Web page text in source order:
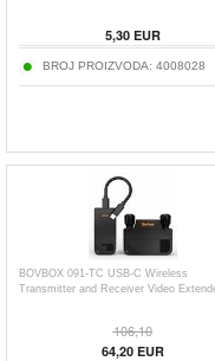
5,30EUR
BROJ PROIZVODA: 4008028
BOVBOX 091-TC USB-C Wireless
Transmitter and Receiver Video
106,10
64,20EUR